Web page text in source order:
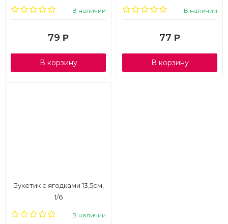
В наличии
79 Р
В корзину
В наличии
77 Р
В корзину
Букетик с ягодками 13,5см,
1/6
В наличии